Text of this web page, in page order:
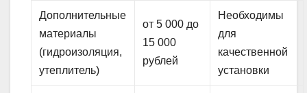
Дополнительные
материалы
(гидроизоляция,
утеплитель)
от 5 000 до
15 000
рублей
Необходимы
для
качественной
установки